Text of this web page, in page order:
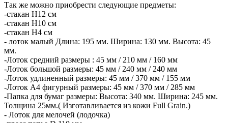
Так же можно приобрести следующие предметы:
-стакан Н12 см
-стакан Н10 см
-стакан Н4 см
- лоток малый Длина: 195 мм. Ширина: 130 мм. Высота: 45
мм.
-Лоток средний размеры : 45 мм / 210 мм / 160 мм
-Лоток большой размеры: 45 мм / 240 мм / 240 мм
-Лоток удлиненный размеры: 45 мм / 370 мм / 155 мм
-Лоток А4 фигурный размеры: 45 мм / 370 мм / 285 мм
-Папка для бумаг размеры: Высота: 340 мм. Ширина: 245 мм.
Толщина 25мм.( Изготавливается из кожи Full Grain.)
- Лоток для мелочей (лодочка)